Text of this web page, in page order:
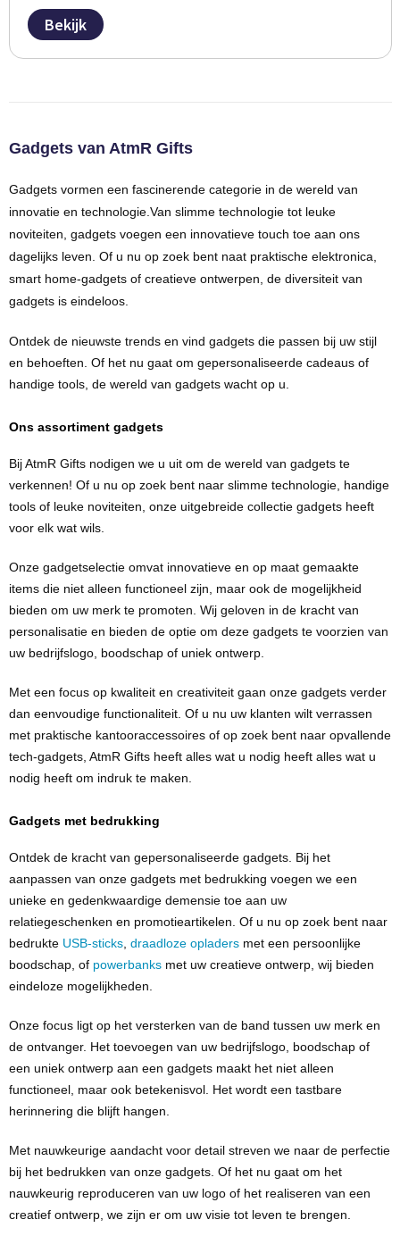
Bekijk
Gadgets van AtmR Gifts
Gadgets vormen een fascinerende categorie in de wereld van
innovatie en technologie.Van slimme technologie tot leuke
noviteiten, gadgets voegen een innovatieve touch toe aan ons
dagelijks leven. Of u nu op zoek bent naat praktische elektronica,
smart home-gadgets of creatieve ontwerpen, de diversiteit van
gadgets is eindeloos.
Ontdek de nieuwste trends en vind gadgets die passen bij uw stijl
en behoeften. Of het nu gaat om gepersonaliseerde cadeaus of
handige tools, de wereld van gadgets wacht op u.
Ons assortiment gadgets
Bij AtmR Gifts nodigen we u uit om de wereld van gadgets te
verkennen! Of u nu op zoek bent naar slimme technologie, handige
tools of leuke noviteiten, onze uitgebreide collectie gadgets heeft
voor elk wat wils.
Onze gadgetselectie omvat innovatieve en op maat gemaakte
items die niet alleen functioneel zijn, maar ook de mogelijkheid
bieden om uw merk te promoten. Wij geloven in de kracht van
personalisatie en bieden de optie om deze gadgets te voorzien van
uw bedrijfslogo, boodschap of uniek ontwerp.
Met een focus op kwaliteit en creativiteit gaan onze gadgets verder
dan eenvoudige functionaliteit. Of u nu uw klanten wilt verrassen
met praktische kantooraccessoires of op zoek bent naar opvallende
tech-gadgets, AtmR Gifts heeft alles wat u nodig heeft alles wat u
nodig heeft om indruk te maken.
Gadgets met bedrukking
Ontdek de kracht van gepersonaliseerde gadgets. Bij het
aanpassen van onze gadgets met bedrukking voegen we een
unieke en gedenkwaardige demensie toe aan uw
relatiegeschenken en promotieartikelen. Of u nu op zoek bent naar
bedrukteUSB-sticks, draadloze opladers met een persoonlijke
boodschap, of powerbanks met uw creatieve ontwerp, wij bieden
eindeloze mogelijkheden.
Onze focus ligt op het versterken van de band tussen uw merk en
de ontvanger. Het toevoegen van uw bedrijfslogo, boodschap of
een uniek ontwerp aan een gadgets maakt het niet alleen
functioneel, maar ook betekenisvol. Het wordt een tastbare
herinnering die blijft hangen.
Met nauwkeurige aandacht voor detail streven we naar de perfectie
bij het bedrukken van onze gadgets. Of het nu gaat om het
nauwkeurig reproduceren van uw logo of het realiseren van een
creatief ontwerp, we zijn er om uw visie tot leven te brengen.